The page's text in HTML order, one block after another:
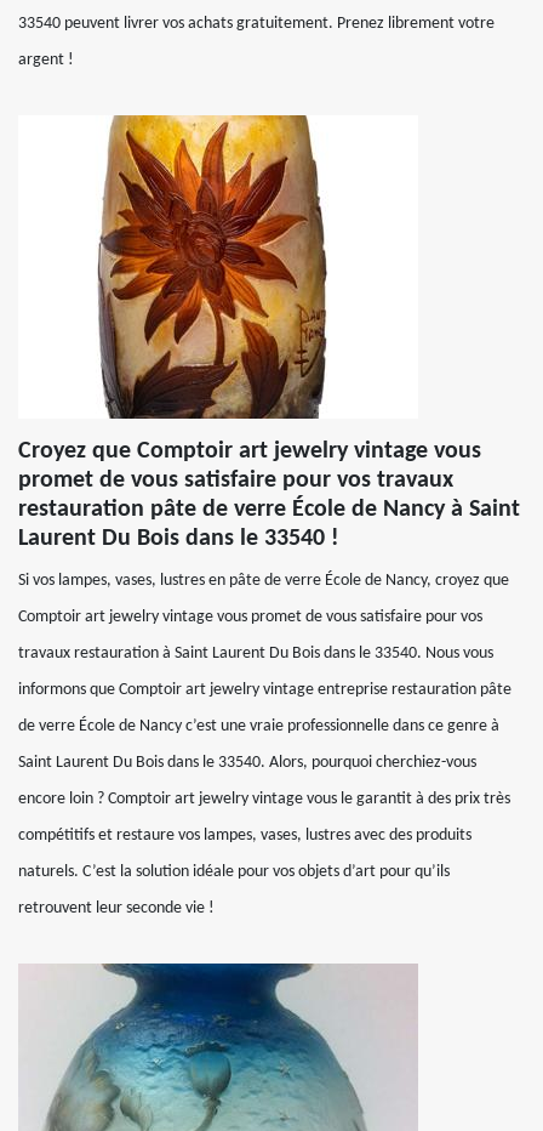
33540 peuvent livrer vos achats gratuitement. Prenez librement votre
argent !
Croyez que Comptoir art jewelry vintage vous
promet de vous satisfaire pour vos travaux
restauration pâte de verre École de Nancy à Saint
Laurent Du Bois dans le 33540 !
Si vos lampes, vases, lustres en pâte de verre École de Nancy, croyez que
Comptoir art jewelry vintage vous promet de vous satisfaire pour vos
travaux restauration à Saint Laurent Du Bois dans le 33540. Nous vous
informons que Comptoir art jewelry vintage entreprise restauration pâte
de verre École de Nancy c’est une vraie professionnelle dans ce genre à
Saint Laurent Du Bois dans le 33540. Alors, pourquoi cherchiez-vous
encore loin ? Comptoir art jewelry vintage vous le garantit à des prix très
compétitifs et restaure vos lampes, vases, lustres avec des produits
naturels. C’est la solution idéale pour vos objets d’art pour qu’ils
retrouvent leur seconde vie !